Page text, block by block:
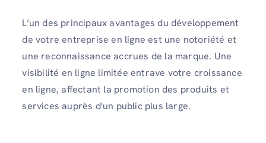
L’un des principaux avantages du développement
de votre entreprise en ligne est une notoriété et
une reconnaissance accrues de la marque. Une
visibilité en ligne limitée entrave votre croissance
en ligne, affectant la promotion des produits et
services auprès d'un public plus large.